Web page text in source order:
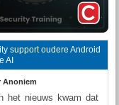
support oudere Android
AI
Anoniem
het nieuws kwam dat